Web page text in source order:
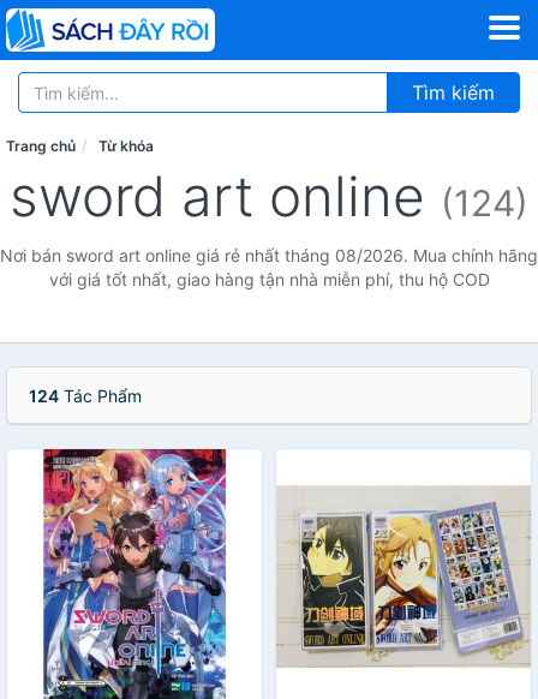
Tìm kiếm
Trang chủ Từ khóa
sword art online (124)
Nơi bán sword art online giá rẻ nhất tháng 08/2026. Mua chính hãng
với giá tốt nhất, giao hàng tận nhà miễn phí, thu hộ COD
124 Tác Phẩm